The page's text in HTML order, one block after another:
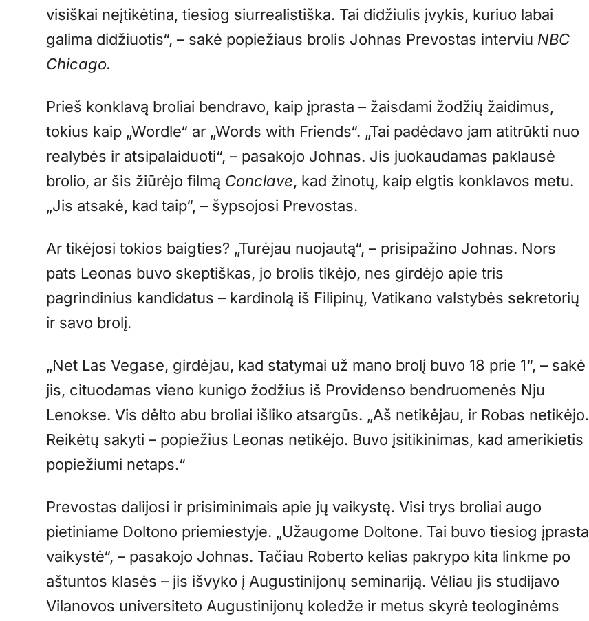
visiškai neįtikėtina, tiesiog siurrealistiška. Tai didžiulis įvykis, kuriuo labai
galima didžiuotis“, – sakė popiežiaus brolis Johnas Prevostas interviu NBC
Chicago.
Prieš konklavą broliai bendravo, kaip įprasta – žaisdami žodžių žaidimus,
tokius kaip „Wordle“ ar „Words with Friends“. „Tai padėdavo jam atitrūkti nuo
realybės ir atsipalaiduoti“, – pasakojo Johnas. Jis juokaudamas paklausė
brolio, ar šis žiūrėjo filmą Conclave, kad žinotų, kaip elgtis konklavos metu.
„Jis atsakė, kad taip“, – šypsojosi Prevostas.
Ar tikėjosi tokios baigties? „Turėjau nuojautą“, – prisipažino Johnas. Nors
pats Leonas buvo skeptiškas, jo brolis tikėjo, nes girdėjo apie tris
pagrindinius kandidatus – kardinolą iš Filipinų, Vatikano valstybės sekretorių
ir savo brolį.
„Net Las Vegase, girdėjau, kad statymai už mano brolį buvo 18 prie 1“, – sakė
jis, cituodamas vieno kunigo žodžius iš Providenso bendruomenės Nju
Lenokse. Vis dėlto abu broliai išliko atsargūs. „Aš netikėjau, ir Robas netikėjo.
Reikėtų sakyti – popiežius Leonas netikėjo. Buvo įsitikinimas, kad amerikietis
popiežiumi netaps.“
Prevostas dalijosi ir prisiminimais apie jų vaikystę. Visi trys broliai augo
pietiniame Doltono priemiestyje. „Užaugome Doltone. Tai buvo tiesiog įprasta
vaikystė“, – pasakojo Johnas. Tačiau Roberto kelias pakrypo kita linkme po
aštuntos klasės – jis išvyko į Augustinijonų seminariją. Vėliau jis studijavo
Vilanovos universiteto Augustinijonų koledže ir metus skyrė teologinėms